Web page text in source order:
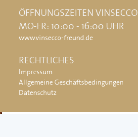
ÖFFNUNGSZEITEN VINSECCO
MO-FR: 10:00 - 16:00 UHR
www.vinsecco-freund.de
RECHTLICHES
Impressum
Allgemeine Geschäftsbedingungen
Datenschutz